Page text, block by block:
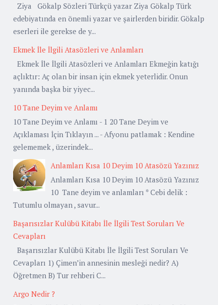
Ziya Gökalp Sözleri Türkçü yazar Ziya Gökalp Türk
edebiyatında en önemli yazar ve şairlerden biridir. Gökalp
eserleri ile gerekse de y...
Ekmek İle İlgili Atasözleri ve Anlamları
Ekmek İle İlgili Atasözleri ve Anlamları Ekmeğin katığı
açlıktır: Aç olan bir insan için ekmek yeterlidir. Onun
yanında başka bir yiyec...
10 Tane Deyim ve Anlamı
10 Tane Deyim ve Anlamı - 1 20 Tane Deyim ve
Açıklaması İçin Tıklayın ... - Afyonu patlamak : Kendine
gelememek , üzerindek...
Anlamları Kısa 10 Deyim 10 Atasözü Yazınız
Anlamları Kısa 10 Deyim 10 Atasözü Yazınız
10 Tane deyim ve anlamları * Cebi delik :
Tutumlu olmayan , savur...
Başarısızlar Kulübü Kitabı İle İlgili Test Soruları Ve
Cevapları
Başarısızlar Kulübü Kitabı İle İlgili Test Soruları Ve
Cevapları 1) Çimen’in annesinin mesleği nedir? A)
Öğretmen B) Tur rehberi C...
Argo Nedir ?